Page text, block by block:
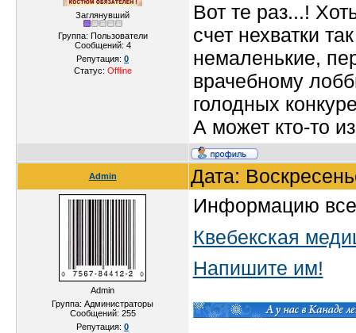
Заглянувший
Группа: Пользователи
Сообщений: 4
Репутация:0
Статус: Offline
Вот те раз...!
счет нехватки
немаленькие,
врачебному
голодных
А может кто-то
Admin Дата:
Admin
Группа: Администраторы
Сообщений: 255
Репутация:0
Информацию
Квебекская
Напишите им!